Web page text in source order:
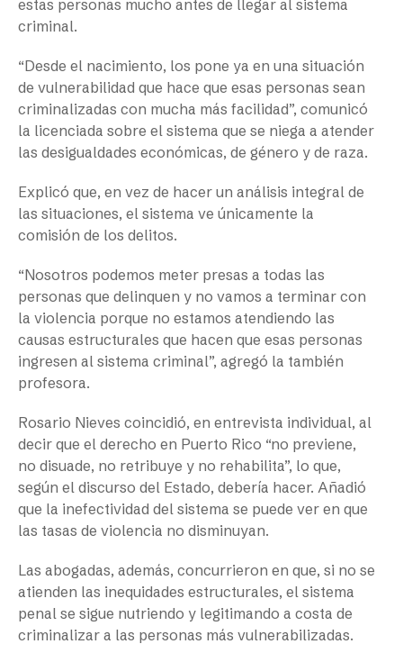
estas personas mucho antes de llegar al sistema
criminal.
“Desde el nacimiento, los pone ya en una situación
de vulnerabilidad que hace que esas personas sean
criminalizadas con mucha más facilidad”, comunicó
la licenciada sobre el sistema que se niega a atender
las desigualdades económicas, de género y de raza.
Explicó que, en vez de hacer un análisis integral de
las situaciones, el sistema ve únicamente la
comisión de los delitos.
“Nosotros podemos meter presas a todas las
personas que delinquen y no vamos a terminar con
la violencia porque no estamos atendiendo las
causas estructurales que hacen que esas personas
ingresen al sistema criminal”, agregó la también
profesora.
Rosario Nieves coincidió, en entrevista individual, al
decir que el derecho en Puerto Rico “no previene,
no disuade, no retribuye y no rehabilita”, lo que,
según el discurso del Estado, debería hacer. Añadió
que la inefectividad del sistema se puede ver en que
las tasas de violencia no disminuyan.
Las abogadas, además, concurrieron en que, si no se
atienden las inequidades estructurales, el sistema
penal se sigue nutriendo y legitimando a costa de
criminalizar a las personas más vulnerabilizadas.